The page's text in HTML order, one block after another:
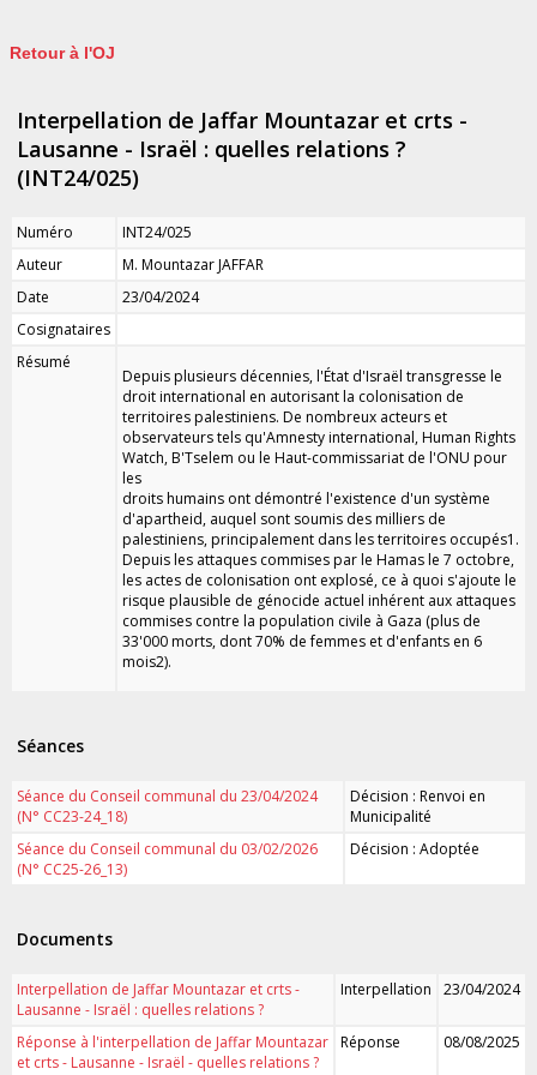
Retour à l'OJ
Interpellation de Jaffar Mountazar et crts -
Lausanne - Israël : quelles relations ?
(INT24/025)
Numéro
INT24/025
Auteur
M. Mountazar JAFFAR
Date
23/04/2024
Cosignataires
Résumé
Depuis plusieurs décennies, l'État d'Israël transgresse le
droit international en autorisant la colonisation de
territoires palestiniens. De nombreux acteurs et
observateurs tels qu'Amnesty international, Human Rights
Watch, B'Tselem ou le Haut-commissariat de l'ONU pour
les
droits humains ont démontré l'existence d'un système
d'apartheid, auquel sont soumis des milliers de
palestiniens, principalement dans les territoires occupés1.
Depuis les attaques commises par le Hamas le 7 octobre,
les actes de colonisation ont explosé, ce à quoi s'ajoute le
risque plausible de génocide actuel inhérent aux attaques
commises contre la population civile à Gaza (plus de
33'000 morts, dont 70% de femmes et d'enfants en 6
mois2).
Séances
Séance du Conseil communal du 23/04/2024
(N° CC23-24_18)
Décision : Renvoi en
Municipalité
Séance du Conseil communal du 03/02/2026
(N° CC25-26_13)
Décision : Adoptée
Documents
Interpellation de Jaffar Mountazar et crts -
Lausanne - Israël : quelles relations ?
Interpellation 23/04/2024
Réponse à l'interpellation de Jaffar Mountazar
et crts - Lausanne - Israël - quelles relations ?
Réponse 08/08/2025